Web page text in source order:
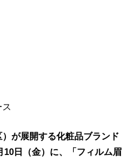
が展開する化粧品ブランド
10日（金）に、「フィルム眉